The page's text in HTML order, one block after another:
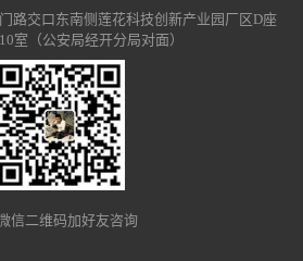
路交口东南侧莲花科技创新产业园厂区D座
室（公安局经开分局对面）
信二维码加好友咨询